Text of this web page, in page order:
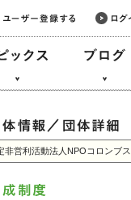
非営利活動法人NPOコロンブ